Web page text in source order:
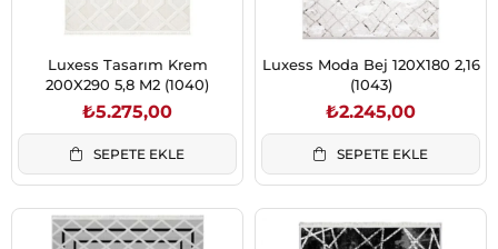
Luxess Tasarım Krem
200X290 5,8 M2 (1040)
₺5.275,00
SEPETE EKLE
Luxess Moda Bej 120X180 2,16
(1043)
₺2.245,00
SEPETE EKLE